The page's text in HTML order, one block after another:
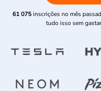
61 075inscrições no mês
tudo isso sem